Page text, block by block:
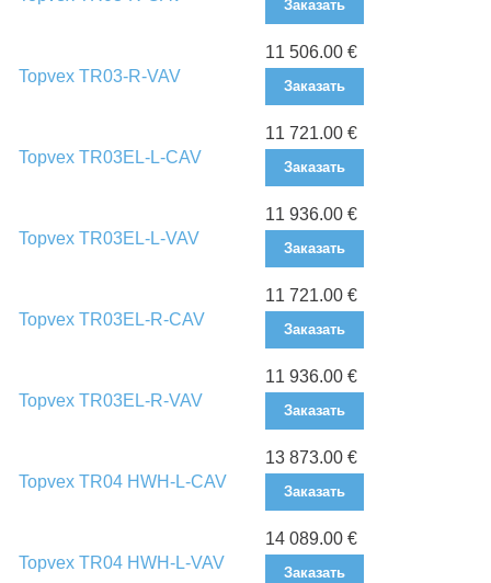
Заказать
Topvex TR03-R-VAV
11 506.00 €
Заказать
Topvex TR03EL-L-CAV
11 721.00 €
Заказать
Topvex TR03EL-L-VAV
11 936.00 €
Заказать
Topvex TR03EL-R-CAV
11 721.00 €
Заказать
Topvex TR03EL-R-VAV
11 936.00 €
Заказать
Topvex TR04 HWH-L-CAV
13 873.00 €
Заказать
Topvex TR04 HWH-L-VAV
14 089.00 €
Заказать